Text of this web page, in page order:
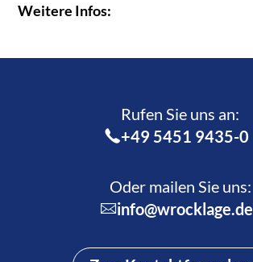
Weitere Infos:
Rufen Sie uns an:­
+49 5451 9435-0
Oder mailen Sie uns:
info@wrocklage.de